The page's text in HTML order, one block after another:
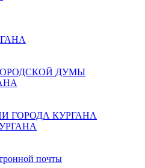
ДУМЫ
ГОРОДА КУРГАНА
почты